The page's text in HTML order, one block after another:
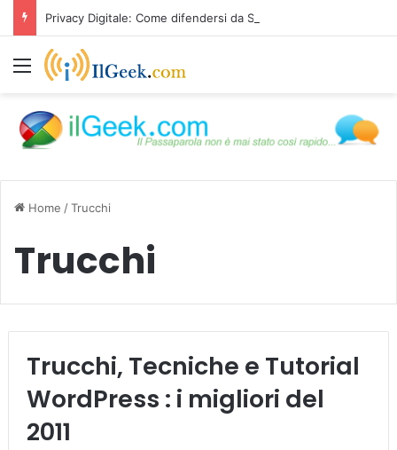
Menu
Home /Trucchi
Trucchi
Trucchi, Tecniche e Tutorial
WordPress : i migliori del
2011